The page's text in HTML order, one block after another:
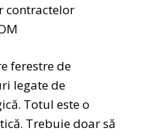
contractelor
ferestre de
legate de
Totul este o
Trebuie doar să